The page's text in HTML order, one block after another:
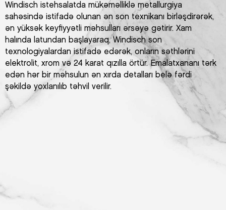
Windisch istehsalatda mükəməlliklə metallurgiya
sahəsində istifadə olunan ən son texnikanı birləşdirərək,
ən yüksək keyfiyyətli məhsulları ərsəyə gətirir. Xam
halında latundan başlayaraq, Windisch son
texnologiyalardan istifadə edərək, onların səthlərini
elektrolit, xrom və 24 karat qızılla örtür. Emalatxananı tərk
edən hər bir məhsulun ən xırda detalları belə fərdi
şəkildə yoxlanılıb təhvil verilir.